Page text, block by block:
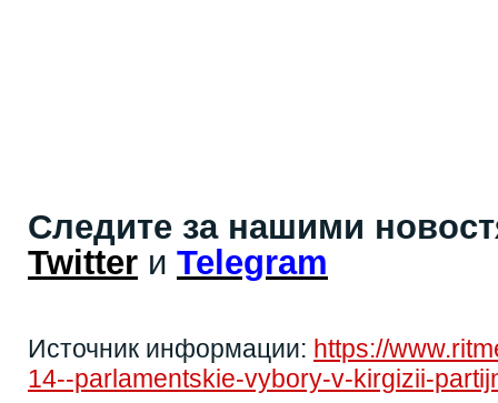
Следите за нашими
Twitter и Telegram
Источник информации: https://
14--parlamentskie-vybory-v-kirgizii-